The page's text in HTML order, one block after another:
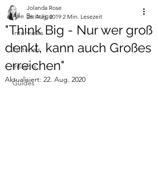
Alle Beiträge
Interviews
Editorials
Insights
Guides
"Think Big - Nur wer groß
denkt, kann auch Großes
erreichen"
Jolanda Rose
26. Aug. 2019 2 Min. Lesezeit
Aktualisiert: 22. Aug. 2020